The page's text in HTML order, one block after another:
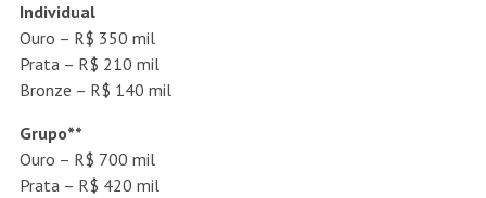
Individual
Ouro – R$ 350 mil
Prata – R$ 210 mil
Bronze – R$ 140 mil
Grupo**
Ouro – R$ 700 mil
Prata – R$ 420 mil